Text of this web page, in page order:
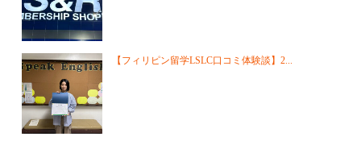
【フィリピン留学LSLC口コミ体験談】2...